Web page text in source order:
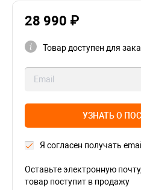
28 990 ₽
Товар доступен для
УЗНАТЬ О
Я согласен получать
Оставьте электронную
товар поступит в продажу